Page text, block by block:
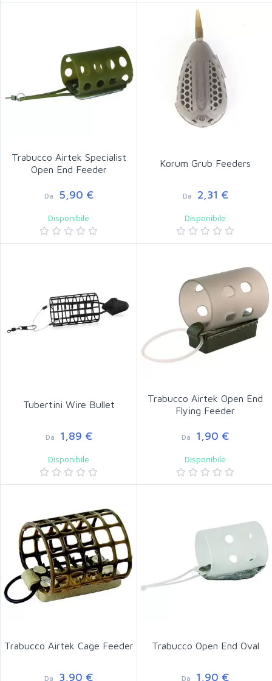
Trabucco Airtek Specialist
Open End Feeder
Da 5,90 €
Disponibile
Korum Grub Feeders
Da 2,31 €
Disponibile
Tubertini Wire Bullet
Da 1,89 €
Disponibile
Trabucco Airtek Open End
Flying Feeder
Da 1,90 €
Disponibile
Trabucco Airtek Cage Feeder
Da 3,90 €
Trabucco Open End Oval
Da 1,90 €